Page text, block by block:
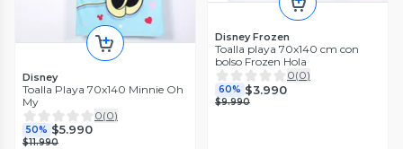
Disney
Toalla Playa 70x140 Minnie Oh
My
0(0)
50% $5.990
$11.990
Disney Frozen
Toalla playa 70x140 cm con
bolso Frozen Hola
0(0)
60% $3.990
$9.990